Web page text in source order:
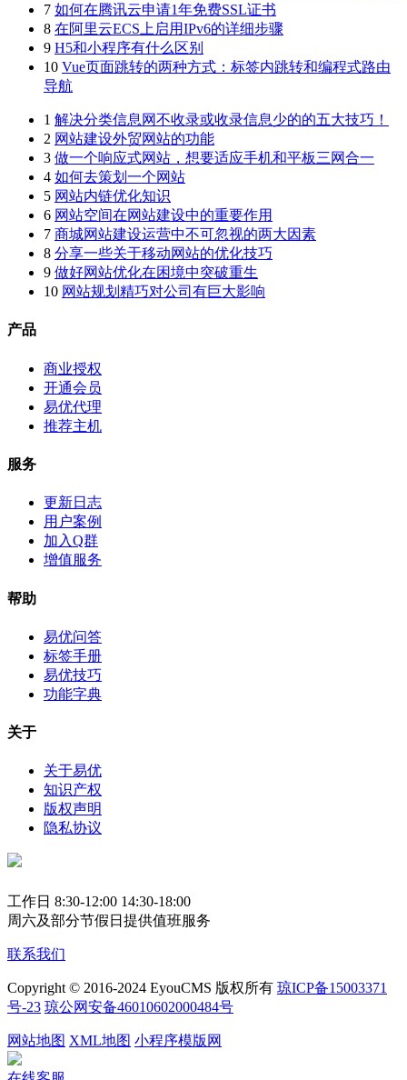
7 如何在腾讯云申请1年免费SSL证书
8 在阿里云ECS上启用IPv6的详细步骤
9 H5和小程序有什么区别
10 Vue页面跳转的两种方式：标签内跳转和编程式路由
导航
1 解决分类信息网不收录或收录信息少的的五大技巧！
2 网站建设外贸网站的功能
3 做一个响应式网站，想要适应手机和平板三网合一
4 如何去策划一个网站
5 网站内链优化知识
6 网站空间在网站建设中的重要作用
7 商城网站建设运营中不可忽视的两大因素
8 分享一些关于移动网站的优化技巧
9 做好网站优化在困境中突破重生
10 网站规划精巧对公司有巨大影响
产品
商业授权
开通会员
易优代理
推荐主机
服务
更新日志
用户案例
加入Q群
增值服务
帮助
易优问答
标签手册
易优技巧
功能字典
关于
关于易优
知识产权
版权声明
隐私协议
工作日 8:30-12:00 14:30-18:00
周六及部分节假日提供值班服务
联系我们
Copyright © 2016-2024 EyouCMS 版权所有 琼ICP备15003371
号-23 琼公网安备46010602000484号
网站地图 XML地图 小程序模版网